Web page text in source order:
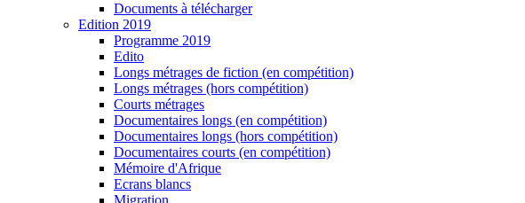
Documents à télécharger
Edition 2019
Programme 2019
Edito
Longs métrages de fiction (en compétition)
Longs métrages (hors compétition)
Courts métrages
Documentaires longs (en compétition)
Documentaires longs (hors compétition)
Documentaires courts (en compétition)
Mémoire d'Afrique
Ecrans blancs
Migration